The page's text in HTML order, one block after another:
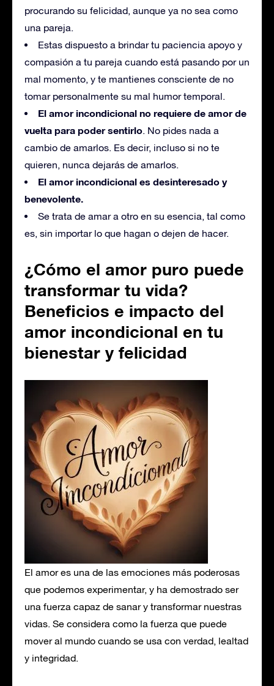
procurando su felicidad, aunque ya no sea como
una pareja.
Estas dispuesto a brindar tu paciencia apoyo y
compasión a tu pareja cuando está pasando por un
mal momento, y te mantienes consciente de no
tomar personalmente su mal humor temporal.
El amor incondicional no requiere de amor de
vuelta para poder sentirlo. No pides nada a
cambio de amarlos. Es decir, incluso si no te
quieren, nunca dejarás de amarlos.
El amor incondicional es desinteresado y
benevolente.
Se trata de amar a otro en su esencia, tal como
es, sin importar lo que hagan o dejen de hacer.
¿Cómo el amor puro puede
transformar tu vida?
Beneficios e impacto del
amor incondicional en tu
bienestar y felicidad
El amor es una de las emociones más poderosas
que podemos experimentar, y ha demostrado ser
una fuerza capaz de sanar y transformar nuestras
vidas. Se considera como la fuerza que puede
mover al mundo cuando se usa con verdad, lealtad
y integridad.